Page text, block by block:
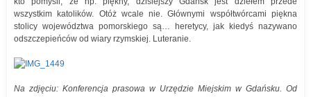
wszystkim katolików. Otóż wcale nie. Głównymi współtwórcami piękna
stolicy województwa pomorskiego są… heretycy, jak kiedyś nazywano
odszczepieńców od wiary rzymskiej. Luteranie.
Na zdjęciu: Konferencja prasowa w Urzędzie Miejskim w Gdańsku. Od